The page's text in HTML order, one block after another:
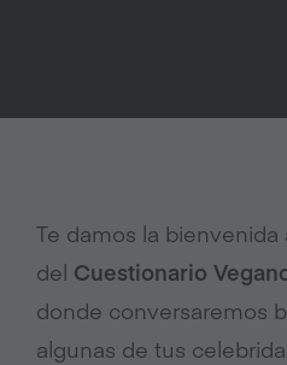
Te damos la
del Cuestionario
donde conversaremos
algunas de tus